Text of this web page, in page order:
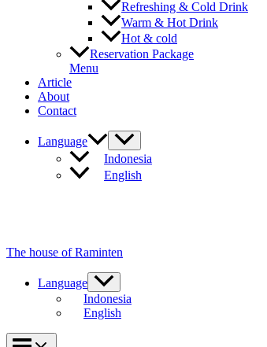
Refreshing & Cold Drink
Warm & Hot Drink
Hot & cold
Reservation Package
Menu
Article
About
Contact
Language
Indonesia
English
The house of Raminten
Language
Indonesia
English